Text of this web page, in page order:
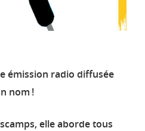
émission radio diffusée
nom !
elle aborde tous